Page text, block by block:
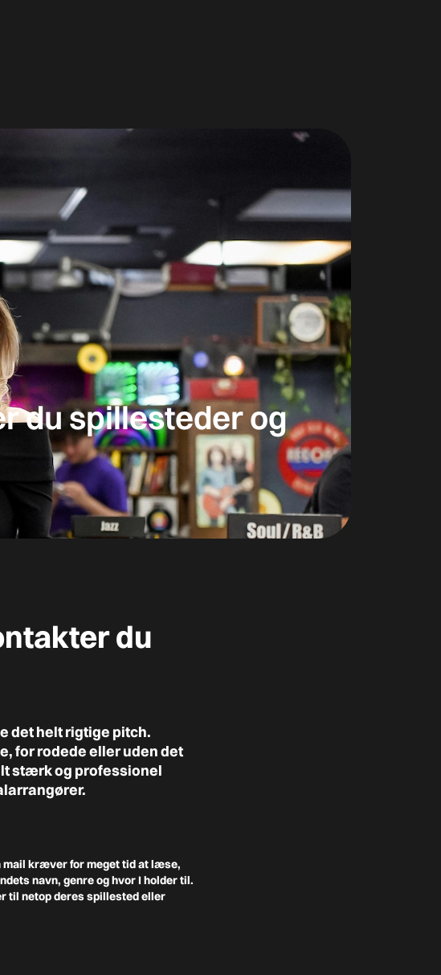
du spillesteder og
du
det helt rigtige pitch.
for rodede eller uden det
stærk og professionel
mail kræver for meget tid at læse,
navn, genre og hvor I holder til.
til netop deres spillested eller